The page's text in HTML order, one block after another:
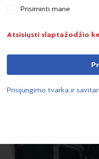
Prisiminti mane
Atsisiųsti slaptažodžio
Prisijungimo tvarka ir